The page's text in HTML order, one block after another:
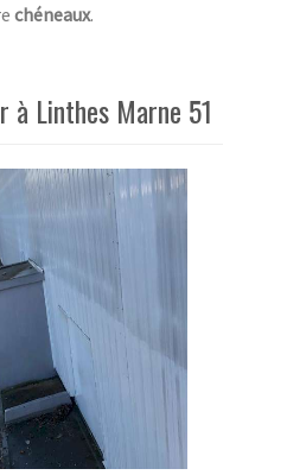
chéneaux.
à Linthes Marne 51